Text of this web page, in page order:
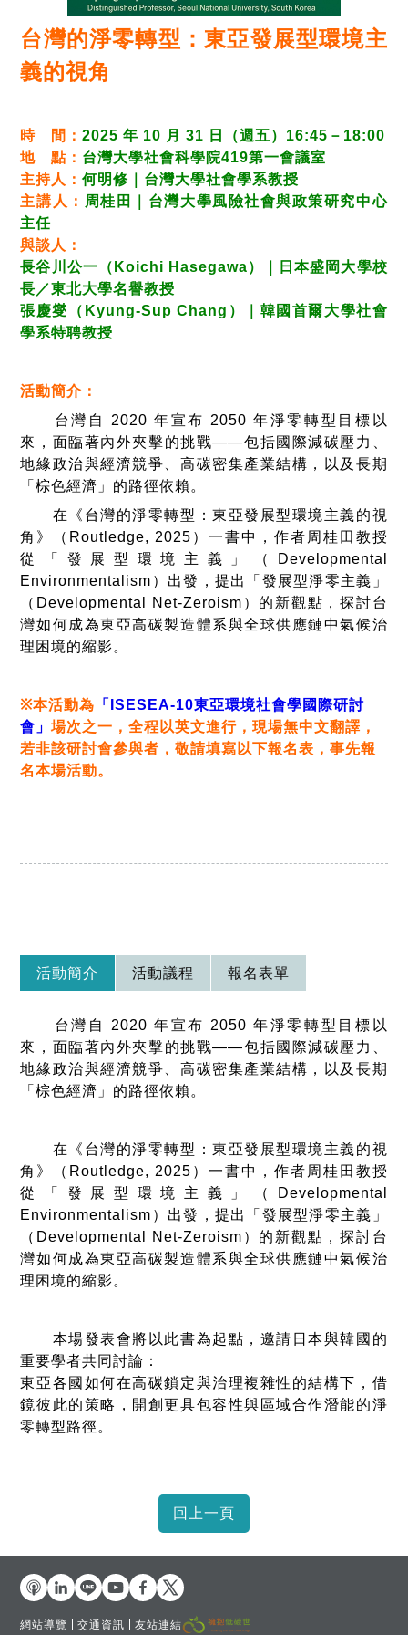
台灣的淨零轉型：東亞發展型環境主
義的視角
時 間：2025 年 10 月 31 日（週五）16:45－18:00
地 點： 台灣大學社會科學院419第一會議室
主持人：何明修｜台灣大學社會學系教授
主講人： 周桂田｜台灣大學風險社會與政策研究中心
主任
與談人：
長谷川公一（Koichi Hasegawa）｜日本盛岡大學校
長／東北大學名譽教授
張慶燮（Kyung-Sup Chang）｜韓國首爾大學社會
學系特聘教授
活動簡介：
台灣自 2020 年宣布 2050 年淨零轉型目標以
來，面臨著內外夾擊的挑戰——包括國際減碳壓力、
地緣政治與經濟競爭、高碳密集產業結構，以及長期
「棕色經濟」的路徑依賴。
在《台灣的淨零轉型：東亞發展型環境主義的視
角》（Routledge, 2025）一書中，作者周桂田教授
從「發展型環境主義」（Developmental
Environmentalism）出發，提出「發展型淨零主義」
（Developmental Net-Zeroism）的新觀點，探討台
灣如何成為東亞高碳製造體系與全球供應鏈中氣候治
理困境的縮影。
※本活動為 「ISESEA-10東亞環境社會學國際研討
會」場次之一，全程以英文進行，現場無中文翻譯，
若非該研討會參與者，敬請填寫以下報名表，事先報
名本場活動。
活動簡介 活動議程 報名表單
台灣自 2020 年宣布 2050 年淨零轉型目標以
來，面臨著內外夾擊的挑戰——包括國際減碳壓力、
地緣政治與經濟競爭、高碳密集產業結構，以及長期
「棕色經濟」的路徑依賴。
在《台灣的淨零轉型：東亞發展型環境主義的視
角》（Routledge, 2025）一書中，作者周桂田教授
從「發展型環境主義」（Developmental
Environmentalism）出發，提出「發展型淨零主義」
（Developmental Net-Zeroism）的新觀點，探討台
灣如何成為東亞高碳製造體系與全球供應鏈中氣候治
理困境的縮影。
本場發表會將以此書為起點，邀請日本與韓國的
重要學者共同討論：
東亞各國如何在高碳鎖定與治理複雜性的結構下，借
鏡彼此的策略，開創更具包容性與區域合作潛能的淨
零轉型路徑。
網站導覽 交通資訊 友站連結